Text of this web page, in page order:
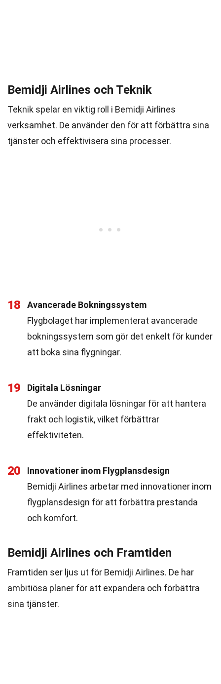
Bemidji Airlines och Teknik
Teknik spelar en viktig roll i Bemidji Airlines
verksamhet. De använder den för att förbättra sina
tjänster och effektivisera sina processer.
18
Avancerade Bokningssystem
Flygbolaget har implementerat avancerade
bokningssystem som gör det enkelt för kunder
att boka sina flygningar.
19
Digitala Lösningar
De använder digitala lösningar för att hantera
frakt och logistik, vilket förbättrar
effektiviteten.
20
Innovationer inom Flygplansdesign
Bemidji Airlines arbetar med innovationer inom
flygplansdesign för att förbättra prestanda
och komfort.
Bemidji Airlines och Framtiden
Framtiden ser ljus ut för Bemidji Airlines. De har
ambitiösa planer för att expandera och förbättra
sina tjänster.